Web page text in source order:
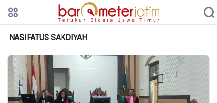
NASIFATUS SAKDIYAH